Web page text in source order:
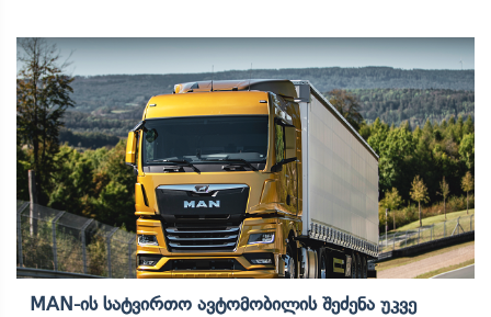
MAN-Ის Სატვირთო Ავტომობილის Შეძენა Უკვე